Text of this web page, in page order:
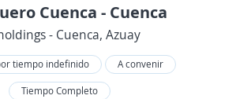
Cuenca - Cuenca
- Cuenca, Azuay
tiempo indefinido
A convenir
Tiempo Completo